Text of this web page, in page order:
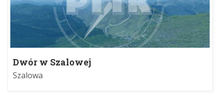
Dwór w Szalowej
Szalowa